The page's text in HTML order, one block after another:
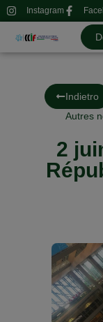
Instagram
Indietro
Autres
2